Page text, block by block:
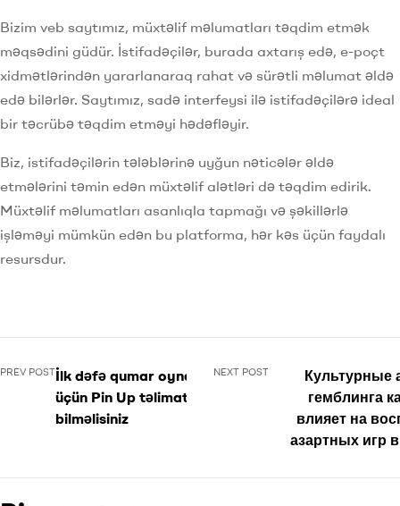
Bizim veb saytımız, müxtəlif məlumatları təqdim etmək
məqsədini güdür. İstifadəçilər, burada axtarış edə, e-poçt
xidmətlərindən yararlanaraq rahat və sürətli məlumat əldə
edə bilərlər. Saytımız, sadə interfeysi ilə istifadəçilərə ideal
bir təcrübə təqdim etməyi hədəfləyir.
Biz, istifadəçilərin tələblərinə uyğun nəticələr əldə
etmələrini təmin edən müxtəlif alətləri də təqdim edirik.
Müxtəlif məlumatları asanlıqla tapmağı və şəkillərlə
işləməyi mümkün edən bu platforma, hər kəs üçün faydalı
resursdur.
PREV POSTİlk dəfə qumar oynayanlar
üçün Pin Up təlimatı Nələri
bilməlisiniz
NEXT POST
Культурные
гемблинга
влияет на
азартных игр